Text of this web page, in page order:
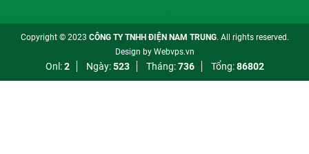
Copyright © 2023 CÔNG TY TNHH ĐIỆN NAM TRUNG. All rights reserved.
Design by Webvps.vn
Onl:2 Ngày:523 Tháng:736 Tổng:86802